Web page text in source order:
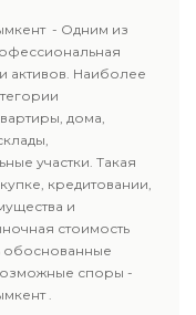
- Одним из
активов. Наиболее
дома,
участки. Такая
кредитовании,
и
стоимость
обоснованные
споры -
.